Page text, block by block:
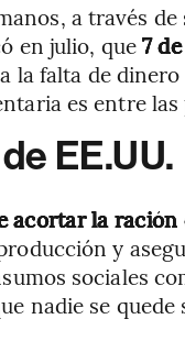
a través de
en julio, que7
la falta de
es entre
EE.UU.
acortar la
y
sociales
nadie se quede